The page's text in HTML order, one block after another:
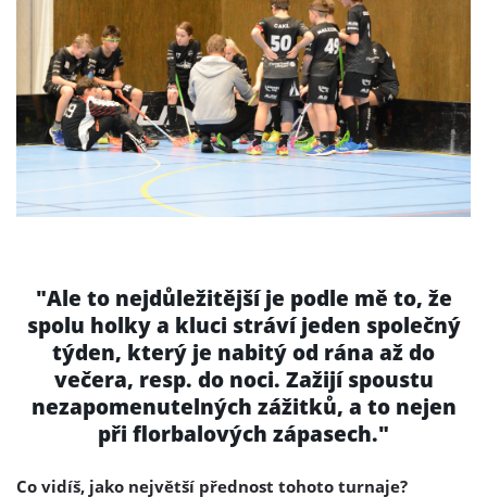
"Ale to nejdůležitější je podle mě to, že
spolu holky a kluci stráví jeden společný
týden, který je nabitý od rána až do
večera, resp. do noci. Zažijí spoustu
nezapomenutelných zážitků, a to nejen
při florbalových zápasech."
Co vidíš, jako největší přednost tohoto turnaje?